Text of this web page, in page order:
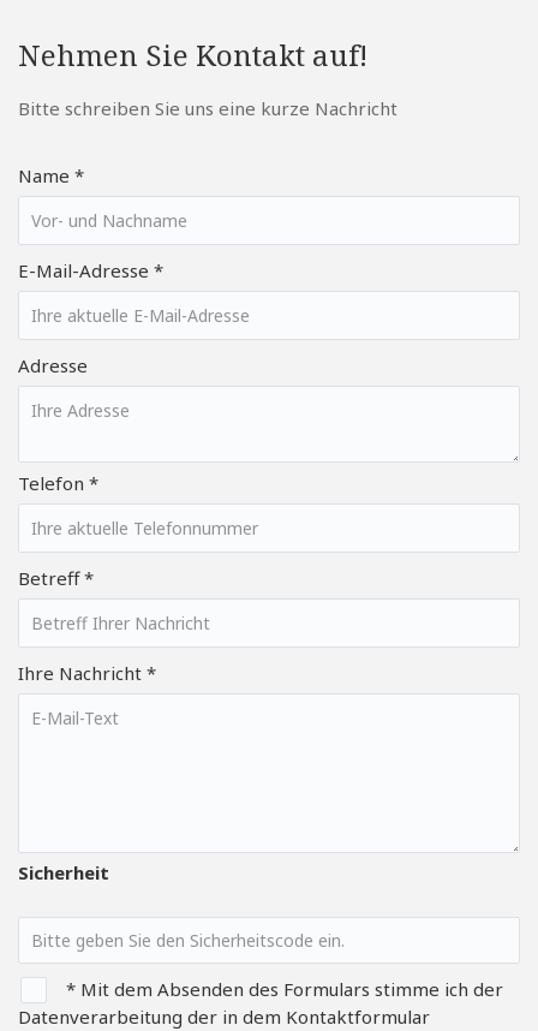
Nehmen Sie Kontakt auf!
Bitte schreiben Sie uns eine kurze Nachricht
Name *
E-Mail-Adresse *
Adresse
Telefon *
Betreff *
Ihre Nachricht *
Sicherheit
* Mit dem Absenden des Formulars stimme ich der
Datenverarbeitung der in dem Kontaktformular